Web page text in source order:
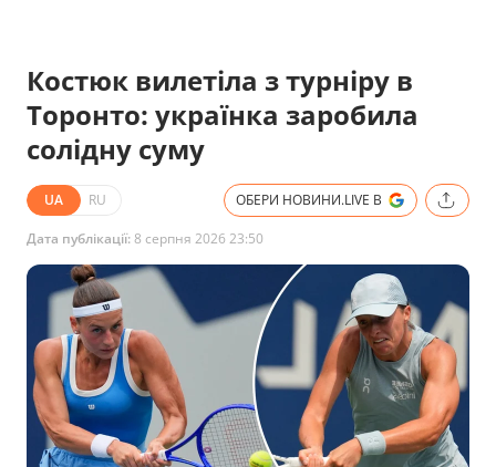
Костюк вилетіла з турніру в
Торонто: українка заробила
солідну суму
UA RU ОБЕРИ НОВИНИ.LIVE В
Дата публікації:8 серпня 2026 23:50